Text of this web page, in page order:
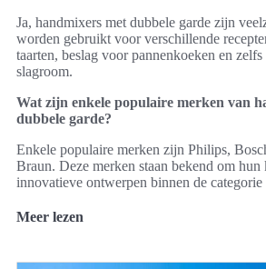
Ja, handmixers met dubbele garde zijn
worden gebruikt voor verschillende
taarten, beslag voor pannenkoeken en
slagroom.
Wat zijn enkele populaire merken van
dubbele garde?
Enkele populaire merken zijn Philips,
Braun. Deze merken staan bekend om
innovatieve ontwerpen binnen de categorie
Meer lezen